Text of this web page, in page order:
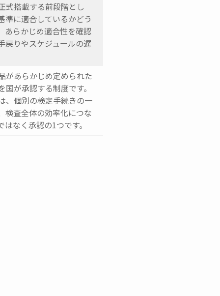
式搭載する前段階とし
準に適合しているかどう
あらかじめ適合性を確認
戻りやスケジュールの遅
があらかじめ定められた
が承認する制度です。
、個別の検定手続きの一
検査全体の効率化につな
なく承認の1つです。